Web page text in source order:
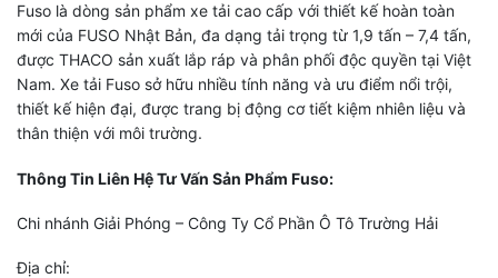
Fuso là dòng sản phẩm xe tải cao cấp với thiết kế hoàn toàn
mới của FUSO Nhật Bản, đa dạng tải trọng từ 1,9 tấn – 7,4 tấn,
được THACO sản xuất lắp ráp và phân phối độc quyền tại Việt
Nam. Xe tải Fuso sở hữu nhiều tính năng và ưu điểm nổi trội,
thiết kế hiện đại, được trang bị động cơ tiết kiệm nhiên liệu và
thân thiện với môi trường.
Thông Tin Liên Hệ Tư Vấn Sản Phẩm Fuso:
Chi nhánh Giải Phóng – Công Ty Cổ Phần Ô Tô Trường Hải
Địa chỉ: